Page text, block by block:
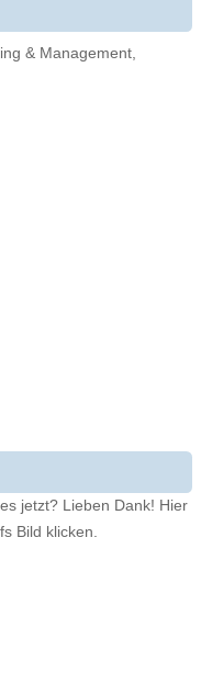
& Management,
jetzt? Lieben Dank! Hier
Bild klicken.